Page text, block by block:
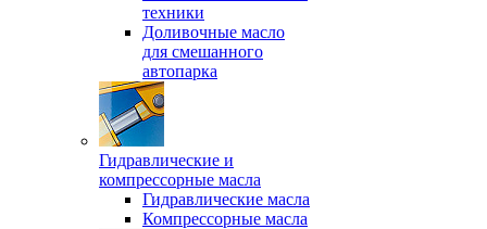
техники
Доливочные масло
для смешанного
автопарка
Гидравлические и
компрессорные масла
Гидравлические масла
Компрессорные масла